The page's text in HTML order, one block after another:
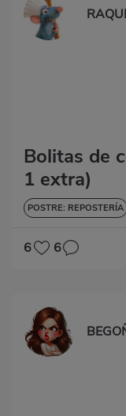
Bolitas de
1 extra)
POSTRE: REPOSTERÍA
6 6